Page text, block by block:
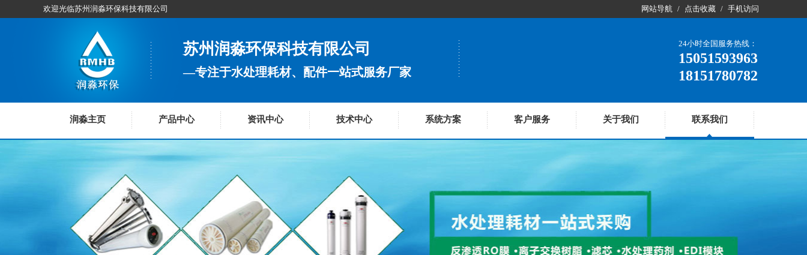
欢迎光临苏州润淼环保科技有限公司 网站导航 / 点击收藏 / 手机访问
苏州润淼环保科技有限公司
—专注于水处理耗材、配件一站式服务厂家
24小时全国服务热线：
15051593963
18151780782
润淼主页 产品中心 资讯中心 技术中心 系统方案 客户服务 关于我们 联系我们